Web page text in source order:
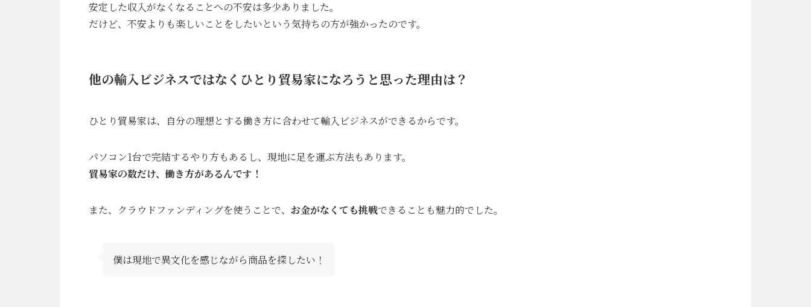
安定した収入がなくなることへの不安は多少ありました。
だけど、不安よりも楽しいことをしたいという気持ちの方が強かったのです。
他の輸入ビジネスではなくひとり貿易家になろうと思った理由は？
ひとり貿易家は、自分の理想とする働き方に合わせて輸入ビジネスができるからです。
パソコン1台で完結するやり方もあるし、現地に足を運ぶ方法もあります。
貿易家の数だけ、働き方があるんです！
また、クラウドファンディングを使うことで、 お金がなくても挑戦できることも魅力的でした。
僕は現地で異文化を感じながら商品を探したい！